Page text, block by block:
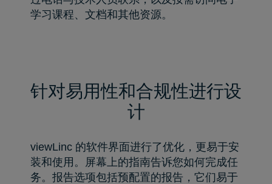
学习课程、文档和其他资源。
针对易用性和合规性进行设
计
viewLinc 的软件界面进行了优化，更易于安
装和使用。屏幕上的指南告诉您如何完成任
务。报告选项包括预配置的报告，它们易于